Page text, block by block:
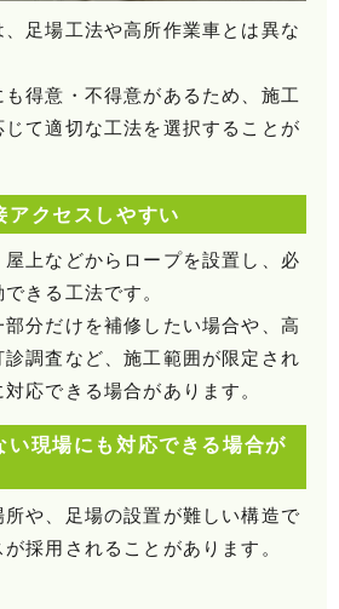
足場工法や高所作業車とは異な
得意・不得意があるため、施工
て適切な工法を選択することが
アクセスしやすい
上などからロープを設置し、必
きる工法です。
分だけを補修したい場合や、高
調査など、施工範囲が限定され
応できる場合があります。
い現場にも対応できる場合が
や、足場の設置が難しい構造で
採用されることがあります。